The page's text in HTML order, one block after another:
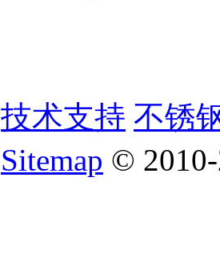
技术支持 不锈
Sitemap ©